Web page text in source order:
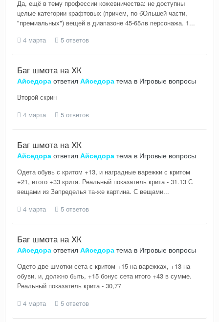
Да, ещё в тему профессии кожевничества: не доступны
целые категории крафтовых (причем, по бОльшей части,
"премиальных") вещей в диапазоне 45-65лв персонажа. 1...
4 марта
5 ответов
Баг шмота на ХК
Айседора ответил Айседора тема в Игровые вопросы
Второй скрин
4 марта
5 ответов
Баг шмота на ХК
Айседора ответил Айседора тема в Игровые вопросы
Одета обувь с критом +13, и наградные варежки с критом
+21, итого +33 крита. Реальный показатель крита - 31.13 С
вещами из Запределья та-же картина. С вещами...
4 марта
5 ответов
Баг шмота на ХК
Айседора ответил Айседора тема в Игровые вопросы
Одето две шмотки сета с критом +15 на варежках, +13 на
обуви, и, должно быть, +15 бонус сета итого +43 в сумме.
Реальный показатель крита - 30,77
4 марта
5 ответов